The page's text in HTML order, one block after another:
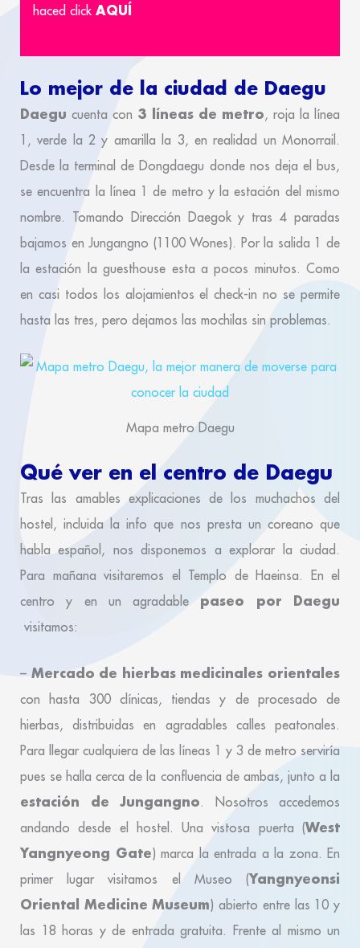
haced click AQUÍ
Lo mejor de la ciudad de Daegu
Daegu cuenta con 3 líneas de metro, roja la línea
1, verde la 2 y amarilla la 3, en realidad un Monorrail.
Desde la terminal de Dongdaegu donde nos deja el bus,
se encuentra la línea 1 de metro y la estación del mismo
nombre. Tomando Dirección Daegok y tras 4 paradas
bajamos en Jungangno (1100 Wones). Por la salida 1 de
la estación la guesthouse esta a pocos minutos. Como
en casi todos los alojamientos el check-in no se permite
hasta las tres, pero dejamos las mochilas sin problemas.
Mapa metro Daegu
Qué ver en el centro de Daegu
Tras las amables explicaciones de los muchachos del
hostel, incluida la info que nos presta un coreano que
habla español, nos disponemos a explorar la ciudad.
Para mañana visitaremos el Templo de Haeinsa. En el
centro y en un agradable paseo por Daegu
visitamos:
– Mercado de hierbas medicinales orientales
con hasta 300 clínicas, tiendas y de procesado de
hierbas, distribuidas en agradables calles peatonales.
Para llegar cualquiera de las líneas 1 y 3 de metro serviría
pues se halla cerca de la confluencia de ambas, junto a la
estación de Jungangno. Nosotros accedemos
andando desde el hostel. Una vistosa puerta (West
Yangnyeong Gate) marca la entrada a la zona. En
primer lugar visitamos el Museo (Yangnyeonsi
Oriental Medicine Museum) abierto entre las 10 y
las 18 horas y de entrada gratuita. Frente al mismo un